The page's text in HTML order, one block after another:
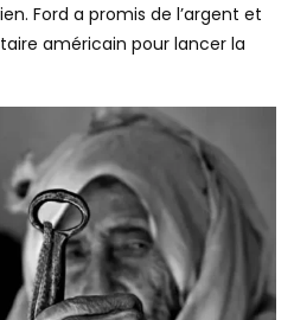
Ford a promis de l’argent et
américain pour lancer la